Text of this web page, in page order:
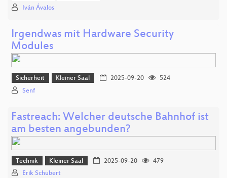
Iván Ávalos
Irgendwas mit Hardware Security
Modules
Sicherheit Kleiner Saal 2025-09-20
524
Senf
Fastreach: Welcher deutsche Bahnhof ist
am besten angebunden?
Technik Kleiner Saal 2025-09-20
479
Erik Schubert